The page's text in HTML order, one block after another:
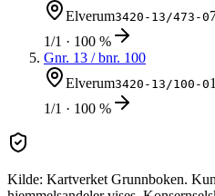
Elverum3420-13/473-0
1/1 · 100 %
Gnr. 13 / bnr. 100
Elverum3420-13/100-0
1/1 · 100 %
Kilde: Kartverket Grunnboken.